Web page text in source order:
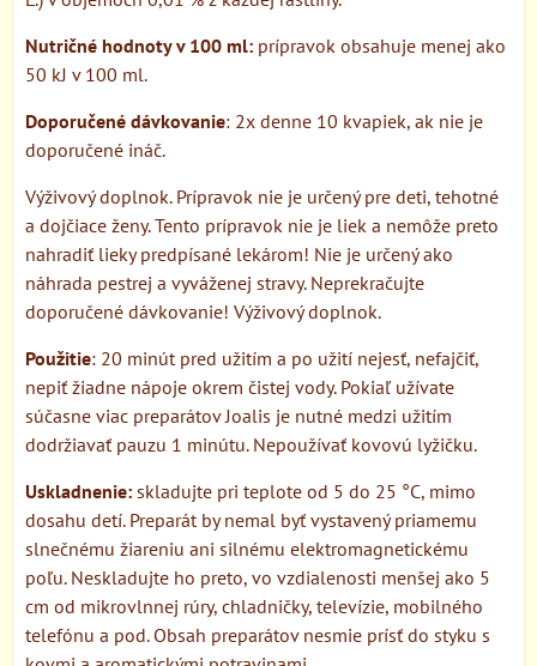
Nutričné hodnoty v 100 ml: prípravok obsahuje menej ako
50 kJ v 100 ml.
Doporučené dávkovanie: 2x denne 10 kvapiek, ak nie je
doporučené ináč.
Výživový doplnok. Prípravok nie je určený pre deti, tehotné
a dojčiace ženy. Tento prípravok nie je liek a nemôže preto
nahradiť lieky predpísané lekárom! Nie je určený ako
náhrada pestrej a vyváženej stravy. Neprekračujte
doporučené dávkovanie! Výživový doplnok.
Použitie: 20 minút pred užitím a po užití nejesť, nefajčiť,
nepiť žiadne nápoje okrem čistej vody. Pokiaľ užívate
súčasne viac preparátov Joalis je nutné medzi užitím
dodržiavať pauzu 1 minútu. Nepoužívať kovovú lyžičku.
Uskladnenie: skladujte pri teplote od 5 do 25 °C, mimo
dosahu detí. Preparát by nemal byť vystavený priamemu
slnečnému žiareniu ani silnému elektromagnetickému
poľu. Neskladujte ho preto, vo vzdialenosti menšej ako 5
cm od mikrovlnnej rúry, chladničky, televízie, mobilného
telefónu a pod. Obsah preparátov nesmie prísť do styku s